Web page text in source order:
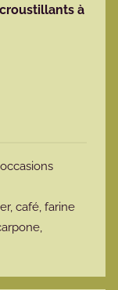
à
, café, farine
,